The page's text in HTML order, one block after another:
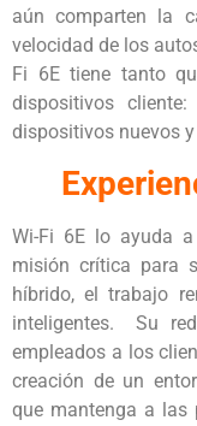
aún comparten la
velocidad de los
Fi 6E tiene tanto
dispositivos
dispositivos nuevos
Wi-Fi 6E lo ayuda
misión crítica para
híbrido, el trabajo
inteligentes. Su
empleados a los
creación de un
que mantenga a las